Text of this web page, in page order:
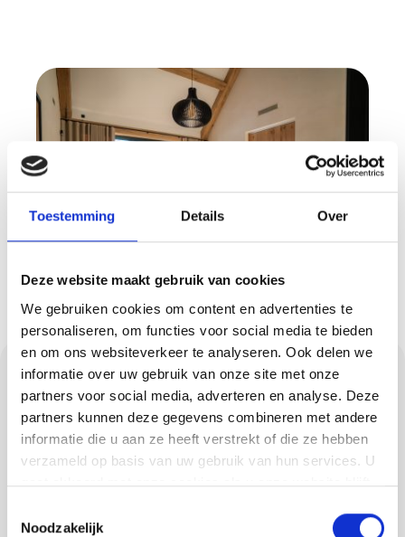
Toestemming Details Over
Deze website maakt gebruik van cookies
We gebruiken cookies om content en advertenties te
personaliseren, om functies voor social media te bieden
en om ons websiteverkeer te analyseren. Ook delen we
informatie over uw gebruik van onze site met onze
partners voor social media, adverteren en analyse. Deze
partners kunnen deze gegevens combineren met andere
informatie die u aan ze heeft verstrekt of die ze hebben
verzameld op basis van uw gebruik van hun services. U
gaat akkoord met onze cookies als u onze website blijft
Noodzakelijk
Gietvloeren in Budel
Een gietvloer geeft elke ruimte in Budel een
naadloos en tijdloos karakter. Methorst
Afbouw levert en legt onder meer:
PU gietvloeren met een comfortabel